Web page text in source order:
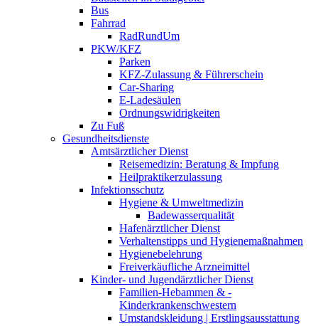
Bus
Fahrrad
RadRundUm
PKW/KFZ
Parken
KFZ-Zulassung & Führerschein
Car-Sharing
E-Ladesäulen
Ordnungswidrigkeiten
Zu Fuß
Gesundheitsdienste
Amtsärztlicher Dienst
Reisemedizin: Beratung & Impfung
Heilpraktikerzulassung
Infektionsschutz
Hygiene & Umweltmedizin
Badewasserqualität
Hafenärztlicher Dienst
Verhaltenstipps und Hygienemaßnahmen
Hygienebelehrung
Freiverkäufliche Arzneimittel
Kinder- und Jugendärztlicher Dienst
Familien-Hebammen & -
Kinderkrankenschwestern
Umstandskleidung | Erstlingsausstattung